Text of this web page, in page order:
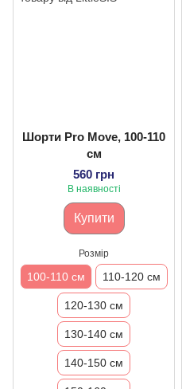
Шорти Pro Move, 100-110
см
560 грн
В наявності
Купити
Розмір
100-110 см 110-120 см
120-130 см
130-140 см
140-150 см